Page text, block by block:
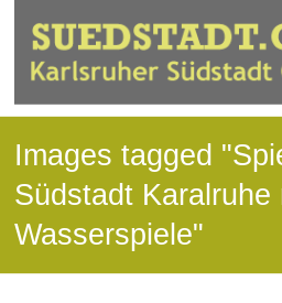
Images tagged
Südstadt Karalruhe
Wasserspiele"